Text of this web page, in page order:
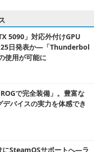
5090」対応外付けGPU
25日発表か―「Thunderbol
使用が可能に
で完全装備」。豊富な
バイスの実力を体感でき
SteamOSサポートへ―ラ